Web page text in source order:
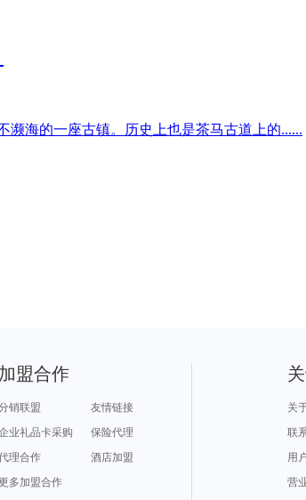
濒海的一座古镇。历史上也是茶马古道上的......
加盟合作
销联盟
友情链接
业礼品卡采购
保险代理
理合作
酒店加盟
多加盟合作
关
联
用
营